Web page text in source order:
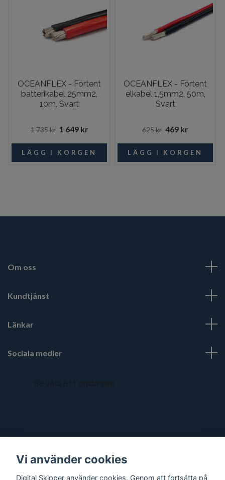
OCEANFLEX - Förtent
batterikabel 25mm2,
10m, Svart
1 735 kr 1 649 kr
OCEANFLEX - Förtent
elkabel 1,5mm2, 50m,
Svart
625 kr 469 kr
Om oss
Kundtjänst
Länkar
Sociala medier
Vi använder cookies
Digital Skipper använder cookies. Genom att fortsätta på